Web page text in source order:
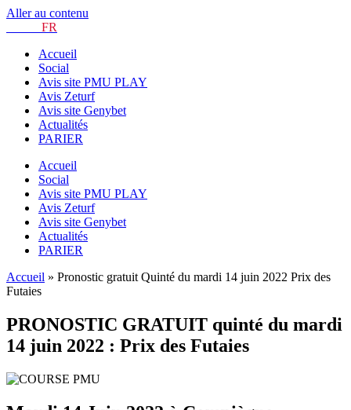
Aller au contenu
FR
Accueil
Social
Avis site PMU PLAY
Avis Zeturf
Avis site Genybet
Actualités
PARIER
Accueil
Social
Avis site PMU PLAY
Avis Zeturf
Avis site Genybet
Actualités
PARIER
Accueil » Pronostic gratuit Quinté du mardi 14 juin 2022 Prix des
Futaies
PRONOSTIC GRATUIT quinté du mardi
14 juin 2022 : Prix des Futaies